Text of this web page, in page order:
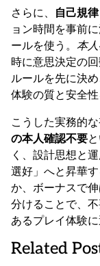
さらに、 自己規律
ョン時間を事前
ールを使う。 本
時に意思決定の
ルールを先に決
体験の質と安全性
こうした実務的
の本人確認不要
く、設計思想と
選好」へと昇華
か、ボーナスで
分けることで、
あるプレイ体験に
Related